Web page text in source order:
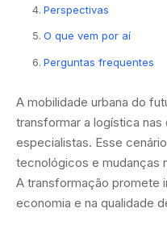
Perspectivas
O que vem por aí
Perguntas frequentes
A mobilidade urbana do
transformar a logística
especialistas. Esse
tecnológicos e mudanças
A transformação promete
economia e na qualidade